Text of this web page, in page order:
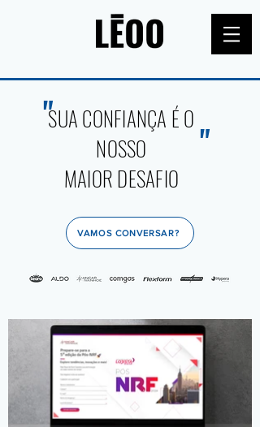
SUA CONFIANÇA É O
NOSSO
MAIOR DESAFIO
"
"
VAMOS CONVERSAR?